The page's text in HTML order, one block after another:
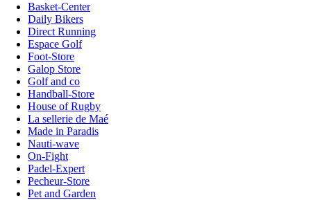
Basket-Center
Daily Bikers
Direct Running
Espace Golf
Foot-Store
Galop Store
Golf and co
Handball-Store
House of Rugby
La sellerie de Maé
Made in Paradis
Nauti-wave
On-Fight
Padel-Expert
Pecheur-Store
Pet and Garden